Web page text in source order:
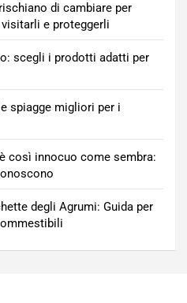
di cambiare per
e proteggerli
scegli i prodotti adatti per
spiagge migliori per i
così innocuo come sembra:
degli Agrumi: Guida per